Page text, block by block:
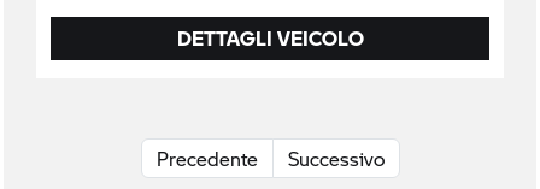
DETTAGLI VEICOLO
Precedente Successivo